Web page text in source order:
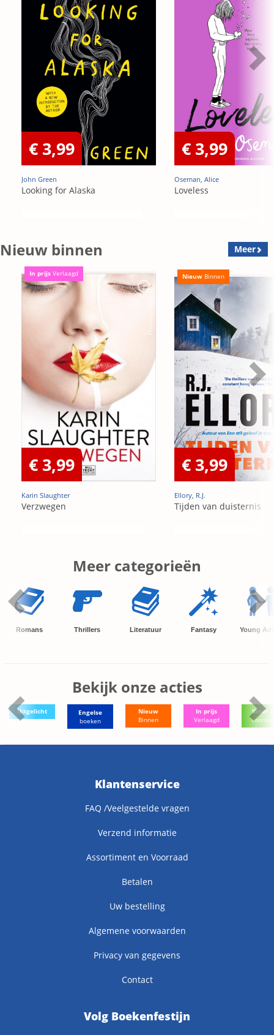
€ 3,99
John Green
Looking for Alaska
€ 3,99
Oseman, Alice
Loveless
Nieuw binnen Meer
In prijs Verlaagd
€ 3,99
Karin Slaughter
Verzwegen
Nieuw Binnen
€ 3,99
Ellory, R.J.
Tijden van duisternis
Meer categorieën
Romans Thrillers Literatuur Fantasy Young
Bekijk onze acties
Uitgelicht
Engelse
boeken
Nieuw
Binnen
In prijs
Verlaagd
Weer
Klantenservice
FAQ /Veelgestelde vragen
Verzend informatie
Assortiment en Voorraad
Betalen
Uw bestelling
Algemene voorwaarden
Privacy van gegevens
Contact
Volg Boekenfestijn